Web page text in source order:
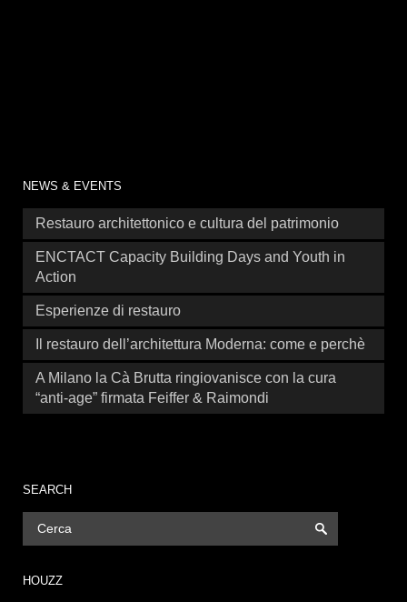
NEWS & EVENTS
Restauro architettonico e cultura del patrimonio
ENCTACT Capacity Building Days and Youth in
Action
Esperienze di restauro
Il restauro dell’architettura Moderna: come e perchè
A Milano la Cà Brutta ringiovanisce con la cura
“anti-age” firmata Feiffer & Raimondi
SEARCH
HOUZZ